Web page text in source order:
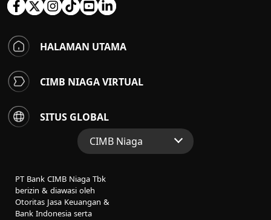
HALAMAN UTAMA
CIMB NIAGA VIRTUAL
SITUS GLOBAL
CIMB Niaga
Perbankan Konsumen
Perbankan Syariah
PT Bank CIMB Niaga Tbk
berizin & diawasi oleh
Otoritas Jasa Keuangan &
Bank Indonesia serta